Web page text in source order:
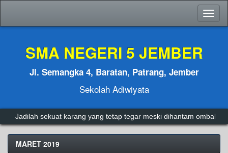
SMA NEGERI 5 JEMBER
Jl. Semangka 4, Baratan, Patrang, Jember
Sekolah Adiwiyata
Jadilah sekuat karang yang tetap tegar meski dihantam ombak.
MARET 2019